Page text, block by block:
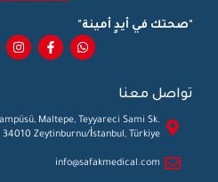
"صحتك في أيدٍ أمينة"
تواصل معنا
Maltepe, Teyyareci Sami Sk.
34010 Zeytinburnu/İstanbul, Türkiye
info@safakmedical.com